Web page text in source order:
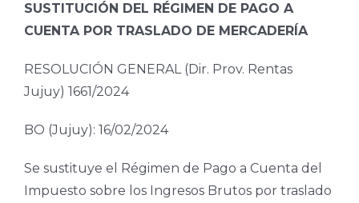
SUSTITUCIÓN DEL RÉGIMEN DE PAGO A
CUENTA POR TRASLADO DE MERCADERÍA
RESOLUCIÓN GENERAL (Dir. Prov. Rentas
Jujuy) 1661/2024
BO (Jujuy): 16/02/2024
Se sustituye el Régimen de Pago a Cuenta del
Impuesto sobre los Ingresos Brutos por traslado